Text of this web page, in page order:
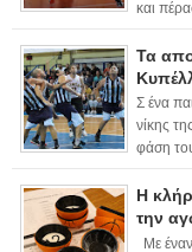
και
Τα
Σ ένα
νίκης
φάση
Η
την
Με